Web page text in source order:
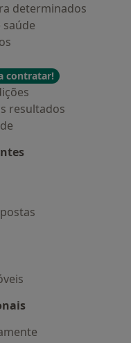
determinados
contratar!
resultados